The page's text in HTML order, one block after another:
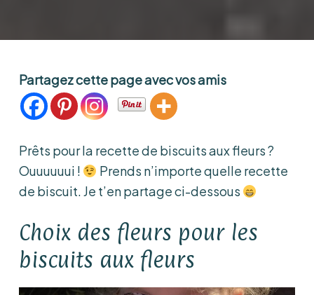
Partagez cette page avec vos amis
Prêts pour la recette de biscuits aux fleurs ?
Ouuuuuui !
Prends n’importe quelle recette
de biscuit. Je t’en partage ci-dessous
Choix des fleurs pour les
biscuits aux fleurs